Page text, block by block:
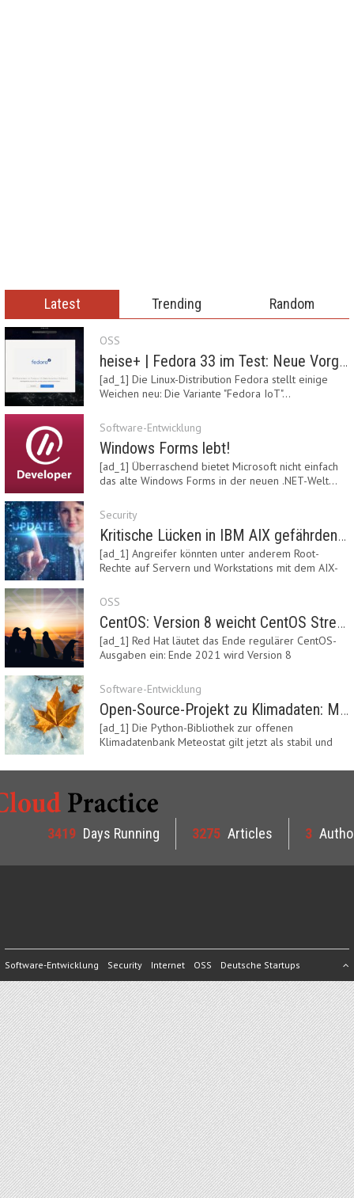
Latest Trending Random
OSS
heise+ | Fedora 33 im Test: Neue Vorgaben mit Btrfs, Systemd-Resolved und zRAM
[ad_1] Die Linux-Distribution Fedora stellt einige
Weichen neu: Die Variante "Fedora IoT"…
Software-Entwicklung
Windows Forms lebt!
[ad_1] Überraschend bietet Microsoft nicht einfach
das alte Windows Forms in der neuen .NET-Welt…
Security
Kritische Lücken in IBM AIX gefährden Server
[ad_1] Angreifer könnten unter anderem Root-
Rechte auf Servern und Workstations mit dem AIX-
OSS
CentOS: Version 8 weicht CentOS Stream
[ad_1] Red Hat läutet das Ende regulärer CentOS-
Ausgaben ein: Ende 2021 wird Version 8
Software-Entwicklung
Open-Source-Projekt zu Klimadaten: Meteostat Python Library 1.0 erschienen
[ad_1] Die Python-Bibliothek zur offenen
Klimadatenbank Meteostat gilt jetzt als stabil und
3419 Days Running 3275 Articles 3
Software-Entwicklung Security Internet OSS Deutsche Startups